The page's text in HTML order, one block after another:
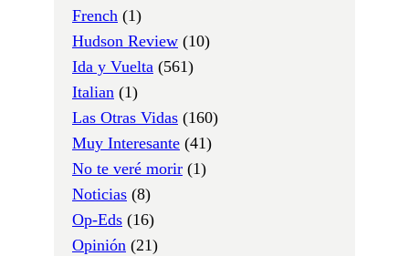
French (1)
Hudson Review (10)
Ida y Vuelta (561)
Italian (1)
Las Otras Vidas (160)
Muy Interesante (41)
No te veré morir (1)
Noticias (8)
Op-Eds (16)
Opinión (21)